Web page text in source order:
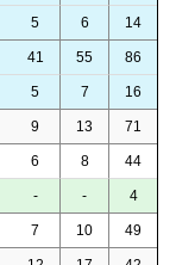
5 6 14
41 55 86
5 7 16
9 13 71
6 8 44
- - 4
7 10 49